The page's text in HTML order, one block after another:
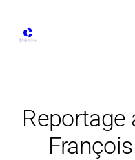
Reportage